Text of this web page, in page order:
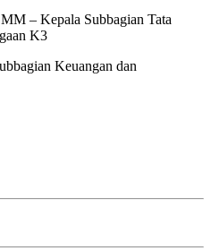
– Kepala Subbagian Tata
K3
Keuangan dan